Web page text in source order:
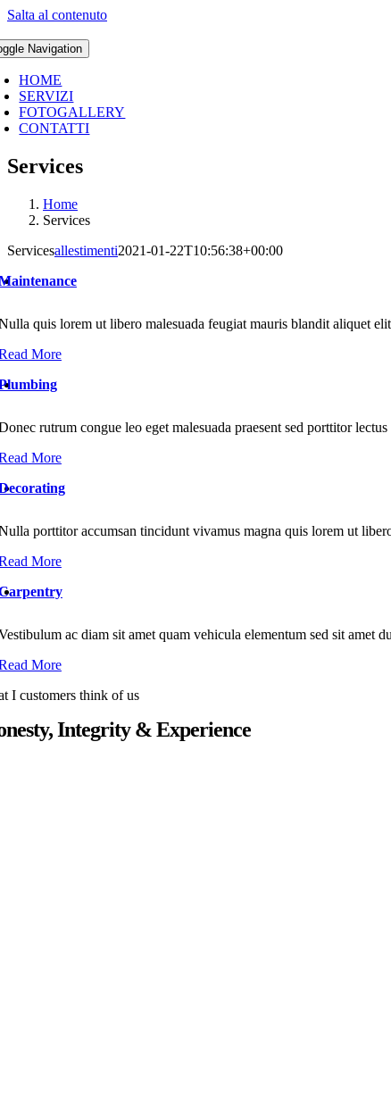
Salta al contenuto
Navigation
HOME
SERVIZI
FOTOGALLERY
CONTATTI
Services
Home
Services
Servicesallestimenti2021-01-22T10:56:38+00:00
quis lorem ut libero malesuada feugiat mauris blandit aliquet
More
rutrum congue leo eget malesuada praesent sed porttitor lectus
More
porttitor accumsan tincidunt vivamus magna quis lorem ut
More
ac diam sit amet quam vehicula elementum sed sit amet
More
I customers think of us
Integrity & Experience